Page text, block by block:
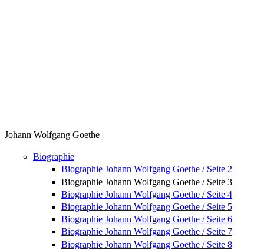
Johann Wolfgang Goethe
Biographie
Biographie Johann Wolfgang Goethe / Seite 2
Biographie Johann Wolfgang Goethe / Seite 3
Biographie Johann Wolfgang Goethe / Seite 4
Biographie Johann Wolfgang Goethe / Seite 5
Biographie Johann Wolfgang Goethe / Seite 6
Biographie Johann Wolfgang Goethe / Seite 7
Biographie Johann Wolfgang Goethe / Seite 8